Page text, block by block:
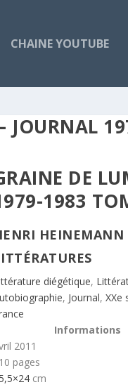
CHAINE YOUTUBE
JOURNAL
DE
1983
HEINEMANN
diégétique,
, Journal, XXe
Informations
2011
pages
cm